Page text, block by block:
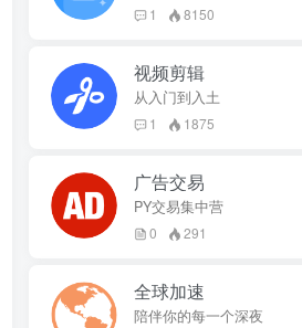
1 8150
视频剪辑
从入门到入土
1 1875
广告交易
PY交易集中营
0 291
全球加速
陪伴你的每一个深夜